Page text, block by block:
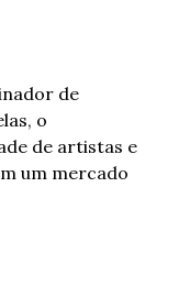
de
o
de artistas e
um mercado